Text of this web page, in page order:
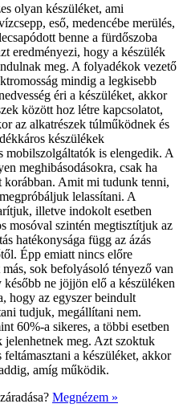
olyan készüléket, ami
eső, medencébe merülés,
benne a fürdőszoba
eredményezi, hogy a készülék
meg. A folyadékok vezető
mindig a legkisebb
éri a készüléket, akkor
között hoz létre kapcsolatot,
az alkatrészek túlműködnek és
készülékek
mobilszolgáltatók is elengedik. A
meghibásodásokra, csak ha
Amit mi tudunk tenni,
lelassítani. A
illetve indokolt esetben
mosóval szintén megtisztítjuk az
hatékonysága függ az ázás
Épp emiatt nincs előre
sok befolyásoló tényező van
ne jöjjön elő a készüléken
hogy az egyszer beindult
tudjuk, megállítani nem.
60%-a sikeres, a többi esetben
jelenhetnek meg. Azt szoktuk
a készüléket, akkor
amíg működik.
Megnézem »